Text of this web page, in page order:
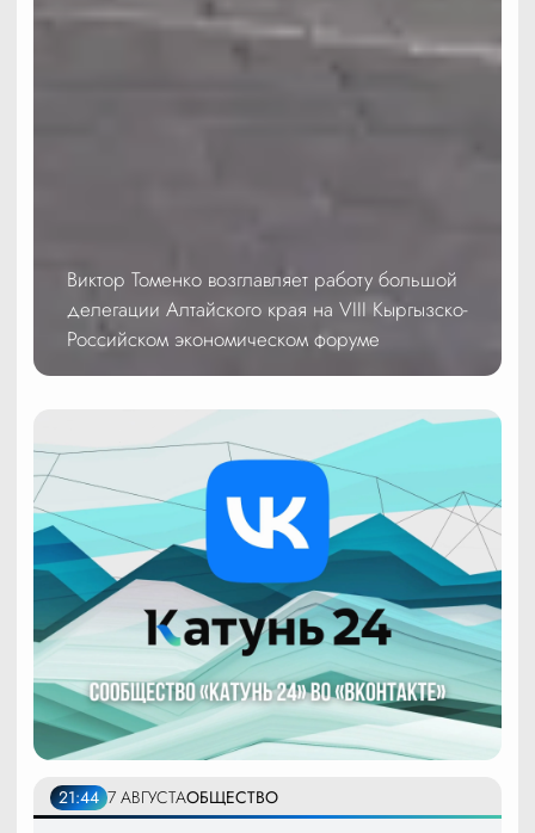
Виктор Томенко возглавляет работу большой
делегации Алтайского края на VIII Кыргызско-
Российском экономическом форуме
21:44 7 АВГУСТАОБЩЕСТВО